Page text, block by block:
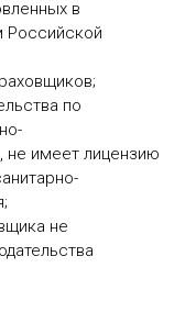
в
Российской
по
не имеет лицензию
не